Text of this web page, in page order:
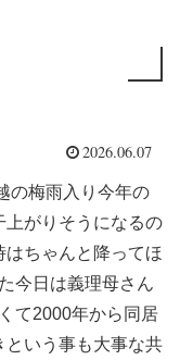
2026.06.07
の梅雨入り今年の
上がりそうになるの
ちゃんと降ってほ
今日は義理母さん
て2000年から同居
という事も大事な共